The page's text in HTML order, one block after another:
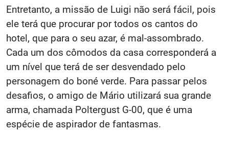
Entretanto, a missão de Luigi não será fácil, pois
ele terá que procurar por todos os cantos do
hotel, que para o seu azar, é mal-assombrado.
Cada um dos cômodos da casa corresponderá a
um nível que terá de ser desvendado pelo
personagem do boné verde. Para passar pelos
desafios, o amigo de Mário utilizará sua grande
arma, chamada Poltergust G-00, que é uma
espécie de aspirador de fantasmas.